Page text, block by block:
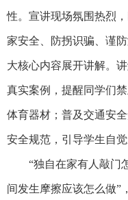
性。宣讲现场氛围热烈
家安全、防拐识骗、谨
大核心内容展开讲解。
真实案例，提醒同学们
体育器材；普及交通安
安全规范，引导学生自觉
“独自在家有人敲门怎
间发生摩擦应该怎么做”